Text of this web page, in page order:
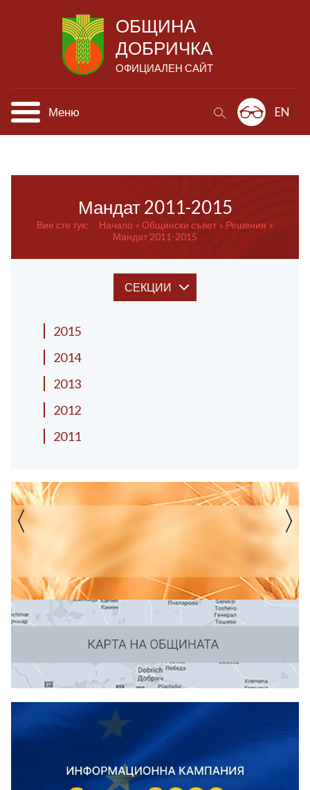
ОБЩИНА
ДОБРИЧКА
ОФИЦИАЛЕН САЙТ
Меню EN
Мандат 2011-2015
Вие сте тук: Начало Общински съвет
Решения
Мандат 2011-2015
СЕКЦИИ
2015
2014
2013
2012
2011